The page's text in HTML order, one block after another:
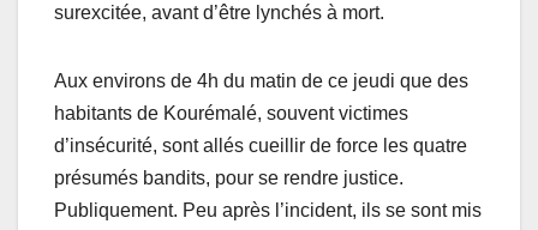
surexcitée, avant d’être lynchés à mort.
Aux environs de 4h du matin de ce jeudi que des
habitants de Kourémalé, souvent victimes
d’insécurité, sont allés cueillir de force les quatre
présumés bandits, pour se rendre justice.
Publiquement. Peu après l’incident, ils se sont mis